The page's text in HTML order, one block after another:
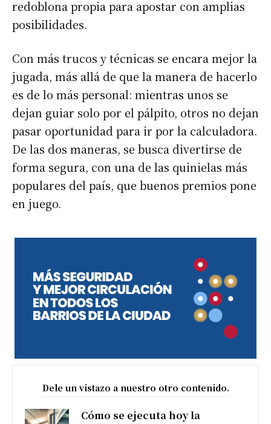
redoblona propia para apostar con amplias
posibilidades.
Con más trucos y técnicas se encara mejor la
jugada, más allá de que la manera de hacerlo
es de lo más personal: mientras unos se
dejan guiar solo por el pálpito, otros no dejan
pasar oportunidad para ir por la calculadora.
De las dos maneras, se busca divertirse de
forma segura, con una de las quinielas más
populares del país, que buenos premios pone
en juego.
Dele un vistazo a nuestro otro contenido.
Cómo se ejecuta hoy la